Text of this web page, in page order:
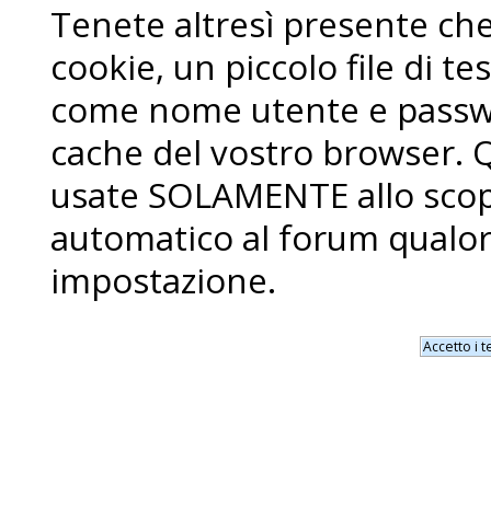
Tenete altresì presente
cookie, un piccolo file di
come nome utente e
cache del vostro browser.
usate SOLAMENTE allo
automatico al forum
impostazione.